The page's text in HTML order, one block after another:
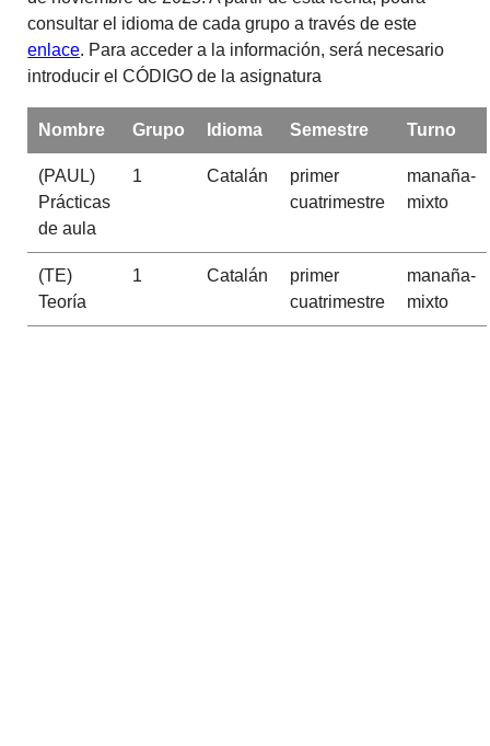
consultar el idioma de cada grupo a través de este
enlace. Para acceder a la información, será necesario
introducir el CÓDIGO de la asignatura
Nombre Grupo Idioma Semestre Turno
(PAUL)
Prácticas
de aula
1 Catalán
primer
cuatrimestre
manaña-
mixto
(TE)
Teoría
1 Catalán
primer
cuatrimestre
manaña-
mixto